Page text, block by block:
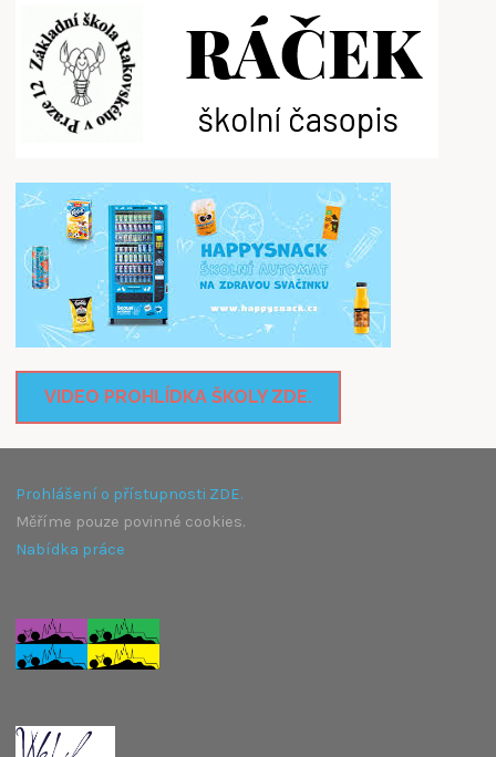
VIDEO PROHLÍDKA ŠKOLY ZDE.
Prohlášení o přístupnosti ZDE.
Měříme pouze povinné cookies.
Nabídka práce